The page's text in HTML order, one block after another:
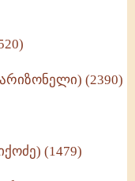
- II ტომი
-
(2390)
(1479)